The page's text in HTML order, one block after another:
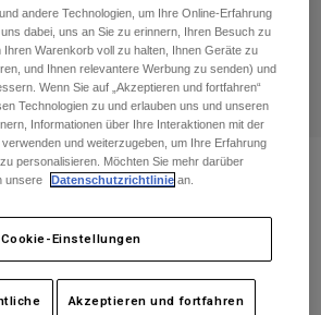
Lunar 20 cm
andere Technologien, um Ihre Online-Erfahrung
dabei, uns an Sie zu erinnern, Ihren Besuch zu
Warenkorb voll zu halten, Ihnen Geräte zu
und Ihnen relevantere Werbung zu senden) und
Wenn Sie auf „Akzeptieren und fortfahren“
Technologien zu und erlauben uns und unseren
Informationen über Ihre Interaktionen mit der
und weiterzugeben, um Ihre Erfahrung
personalisieren. Möchten Sie mehr darüber
unsere
Datenschutzrichtlinie an.
Cookie-Einstellungen
Akzeptieren und fortfahren